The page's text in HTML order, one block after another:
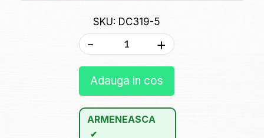
SKU: DC319-5
- +
Adauga in cos
ARMENEASCA